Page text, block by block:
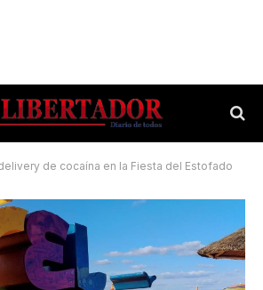
de cocaína en la Fiesta del Estofado